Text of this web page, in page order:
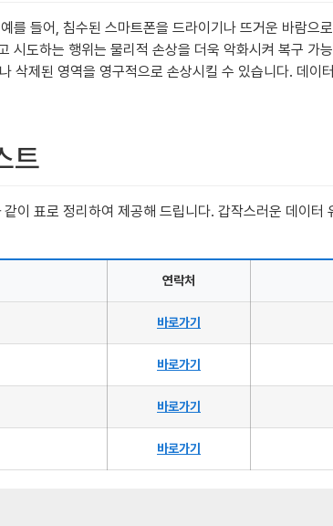
들어, 침수된 스마트폰을 드라이기나 뜨거운 바람으
도하는 행위는 물리적 손상을 더욱 악화시켜 복구 가
삭제된 영역을 영구적으로 손상시킬 수 있습니다. 데이
트
표로 정리하여 제공해 드립니다. 갑작스러운 데이터
연락처
바로가기
바로가기
바로가기
바로가기